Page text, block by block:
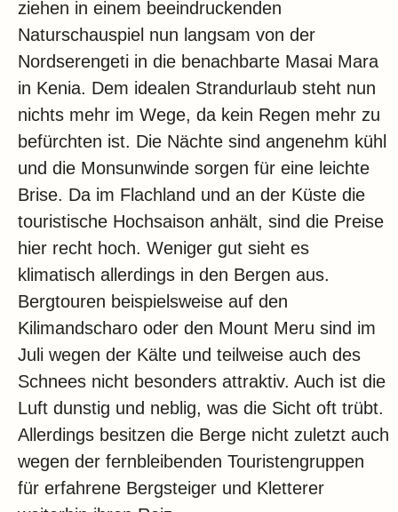
ziehen in einem beeindruckenden
Naturschauspiel nun langsam von der
Nordserengeti in die benachbarte Masai Mara
in Kenia. Dem idealen Strandurlaub steht nun
nichts mehr im Wege, da kein Regen mehr zu
befürchten ist. Die Nächte sind angenehm kühl
und die Monsunwinde sorgen für eine leichte
Brise. Da im Flachland und an der Küste die
touristische Hochsaison anhält, sind die Preise
hier recht hoch. Weniger gut sieht es
klimatisch allerdings in den Bergen aus.
Bergtouren beispielsweise auf den
Kilimandscharo oder den Mount Meru sind im
Juli wegen der Kälte und teilweise auch des
Schnees nicht besonders attraktiv. Auch ist die
Luft dunstig und neblig, was die Sicht oft trübt.
Allerdings besitzen die Berge nicht zuletzt auch
wegen der fernbleibenden Touristengruppen
für erfahrene Bergsteiger und Kletterer